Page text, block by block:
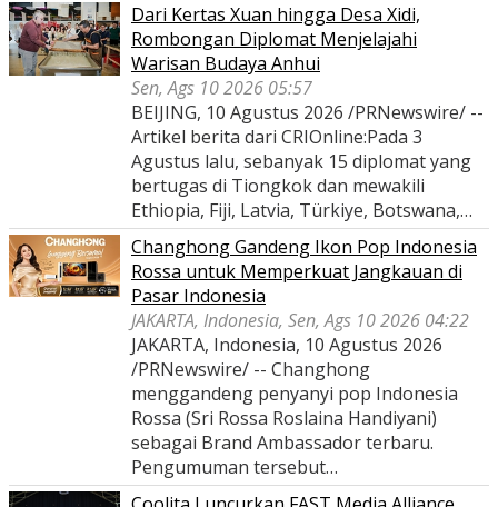
Dari Kertas Xuan hingga Desa Xidi,
Rombongan Diplomat Menjelajahi
Warisan Budaya Anhui
Sen, Ags 10 2026 05:57
BEIJING, 10 Agustus 2026 /PRNewswire/ --
Artikel berita dari CRIOnline:Pada 3
Agustus lalu, sebanyak 15 diplomat yang
bertugas di Tiongkok dan mewakili
Ethiopia, Fiji, Latvia, Türkiye, Botswana,…
Changhong Gandeng Ikon Pop Indonesia
Rossa untuk Memperkuat Jangkauan di
Pasar Indonesia
JAKARTA, Indonesia, Sen, Ags 10 2026 04:22
JAKARTA, Indonesia, 10 Agustus 2026
/PRNewswire/ -- Changhong
menggandeng penyanyi pop Indonesia
Rossa (Sri Rossa Roslaina Handiyani)
sebagai Brand Ambassador terbaru.
Pengumuman tersebut…